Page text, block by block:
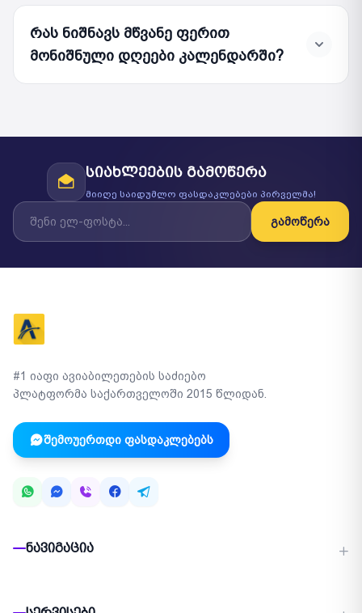
რას ნიშნავს მწვანე ფერით
მონიშნული დღეები კალენდარში?
სიახლეების გამოწერა
მიიღე საიდუმლო ფასდაკლებები პირველმა!
გამოწერა
#1 იაფი ავიაბილეთების საძიებო
პლატფორმა საქართველოში 2015 წლიდან.
შემოუერთდი ფასდაკლებებს
ნავიგაცია